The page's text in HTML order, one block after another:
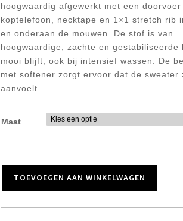
hoogwaardig afgewerkt met een doorvoer
koptelefoon, necktape en 1×1 stretch rib
en onderaan de mouwen. De stof is van
hoogwaardige, zachte en gestabiliseerde
mooi blijft, ook bij intensief wassen. De
met softener zorgt ervoor dat de sweater
aanvoelt.
Maat
TOEVOEGEN AAN WINKELWAGEN